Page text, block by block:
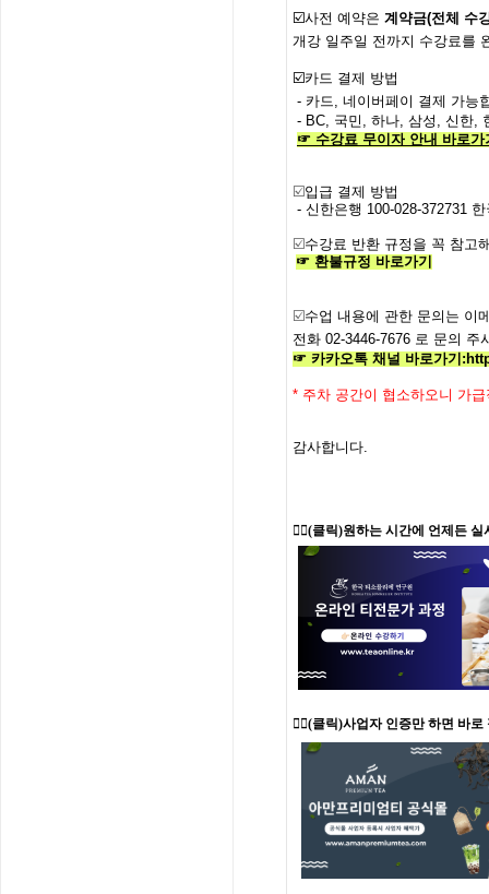
☑️사전 예약은 계약금(전체 수
개강 일주일 전까지 수강료를
☑️카드 결제 방법
- 카드, 네이버페이 결제 가능
- BC, 국민, 하나, 삼성, 신한,
☞ 수강료 무이자 안내 바로가
☑️입급 결제 방법
- 신한은행 100-028-372731
☑️수강료 반환 규정을 꼭 참고
☞ 환불규정 바로가기
☑️수업 내용에 관한 문의는 이
전화 02-3446-7676 로 문의 주
☞ 카카오톡 채널 바로가기 :
* 주차 공간이 협소하오니 가
감사합니다.
👉🏻(클릭)원하는 시간에 언제든
👉🏻(클릭)사업자 인증만 하면 바